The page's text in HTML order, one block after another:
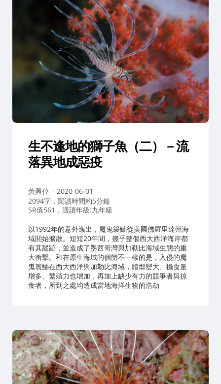
生不逢地的獅子魚（二）－流
落異地成惡疫
作
者：
黃興倬
2020-06-01
2094字，閱讀時間約5分鐘
SR值561，適讀年級:九年級
以1992年的意外逸出，魔鬼簑鮋從美國佛羅里達州海
域開始擴散。短短20年間，幾乎整個西大西洋海岸都
有其蹤跡，並造成了墨西哥灣與加勒比海域生態的重
大衝擊。和在原生海域的個體不一樣的是，入侵的魔
鬼簑鮋在西大西洋與加勒比海域，體型變大、攝食量
增多、繁殖力也增加，再加上缺少有力的競爭者與掠
食者，所到之處均造成當地海洋生物的浩劫